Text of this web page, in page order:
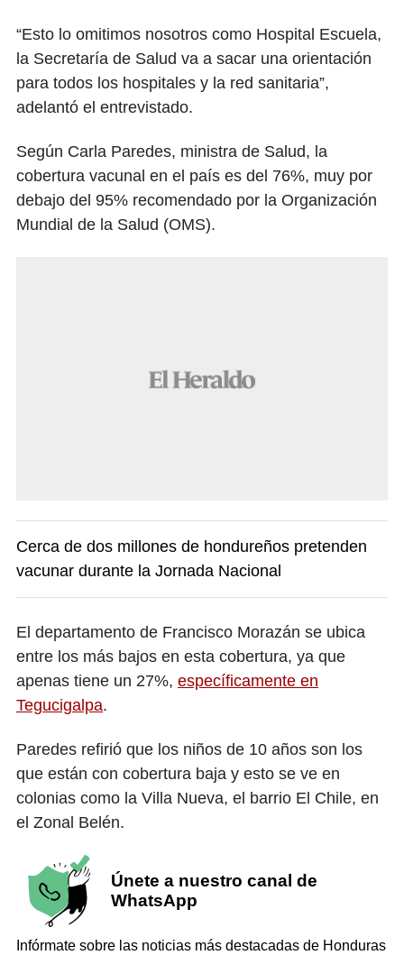
“Esto lo omitimos nosotros como Hospital Escuela,
la Secretaría de Salud va a sacar una orientación
para todos los hospitales y la red sanitaria”,
adelantó el entrevistado.
Según Carla Paredes, ministra de Salud, la
cobertura vacunal en el país es del 76%, muy por
debajo del 95% recomendado por la Organización
Mundial de la Salud (OMS).
Cerca de dos millones de hondureños pretenden
vacunar durante la Jornada Nacional
El departamento de Francisco Morazán se ubica
entre los más bajos en esta cobertura, ya que
apenas tiene un 27%, específicamente en
Tegucigalpa.
Paredes refirió que los niños de 10 años son los
que están con cobertura baja y esto se ve en
colonias como la Villa Nueva, el barrio El Chile, en
el Zonal Belén.
Únete a nuestro canal de
WhatsApp
Infórmate sobre las noticias más destacadas de Honduras